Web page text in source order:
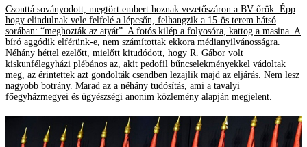
Csonttá soványodott, megtört embert hoznak vezetőszáron a BV-őrök. Épp
hogy elindulnak vele felfelé a lépcsőn, felhangzik a 15-ös terem hátsó
sorában: “meghozták az atyát”. A fotós kilép a folyosóra, kattog a masina. A
bíró aggódik elférünk-e, nem számítottak ekkora médianyilvánosságra.
Néhány héttel ezelőtt, mielőtt kitudódott, hogy R. Gábor volt
kiskunfélegyházi plébános az, akit pedofil bűncselekményekkel vádoltak
meg, az érintettek azt gondolták csendben lezajlik majd az eljárás. Nem lesz
nagyobb botrány. Marad az a néhány tudósítás, ami a tavalyi
főegyházmegyei és ügyészségi anonim közlemény alapján megjelent.